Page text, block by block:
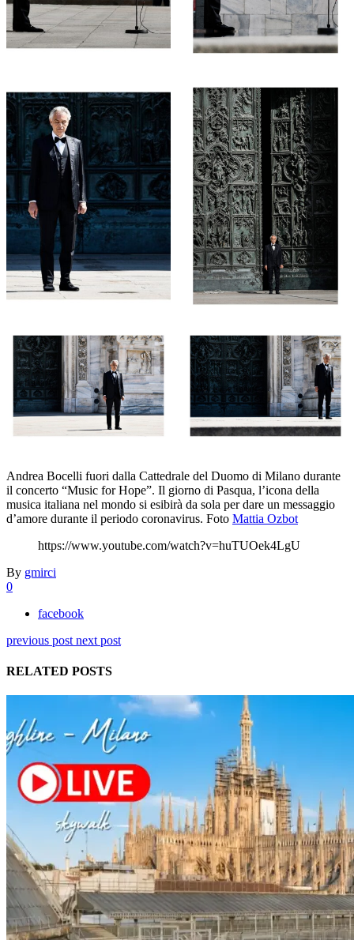
Andrea Bocelli fuori dalla Cattedrale del Duomo di Milano durante
il concerto “Music for Hope”. Il giorno di Pasqua, l’icona della
musica italiana nel mondo si esibirà da sola per dare un messaggio
d’amore durante il periodo coronavirus. Foto Mattia Ozbot
https://www.youtube.com/watch?v=huTUOek4LgU
By gmirci
0
facebook
previous post next post
RELATED POSTS